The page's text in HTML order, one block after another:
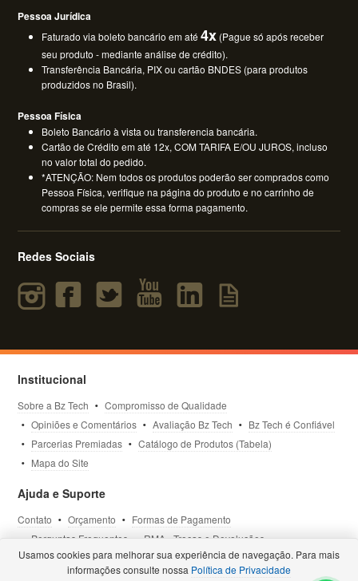
Pessoa Jurídica
Faturado via boleto bancário em até4x (Pague só após receber
seu produto - mediante análise de crédito).
Transferência Bancária, PIX ou cartão BNDES (para produtos
produzidos no Brasil).
Pessoa Física
Boleto Bancário à vista ou transferencia bancária.
Cartão de Crédito em até 12x, COM TARIFA E/OU JUROS, incluso
no valor total do pedido.
*ATENÇÃO: Nem todos os produtos poderão ser comprados como
Pessoa Física, verifique na página do produto e no carrinho de
compras se ele permite essa forma pagamento.
Redes Sociais
Institucional
Sobre a Bz Tech
Compromisso de Qualidade
Opiniões e Comentários
Avaliação Bz Tech
Bz Tech é Confiável
Parcerias Premiadas
Catálogo de Produtos (Tabela)
Mapa do Site
Ajuda e Suporte
Contato Orçamento
Formas de Pagamento
Perguntas Frequentes
RMA - Trocas e Devoluções
Política de Privacidade
Termos de Uso Site Seguro
Usamos cookies para melhorar sua experiência de navegação. Para mais
informações consulte nossa Política de Privacidade